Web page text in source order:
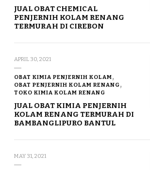
JUAL OBAT CHEMICAL
PENJERNIH KOLAM RENANG
TERMURAH DI CIREBON
APRIL 30, 2021
OBAT KIMIA PENJERNIH KOLAM
OBAT PENJERNIH KOLAM RENANG
TOKO KIMIA KOLAM RENANG
JUAL OBAT KIMIA PENJERNIH
KOLAM RENANG TERMURAH DI
BAMBANGLIPURO BANTUL
MAY 31, 2021